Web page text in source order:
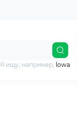
Я ищу, например, lowa